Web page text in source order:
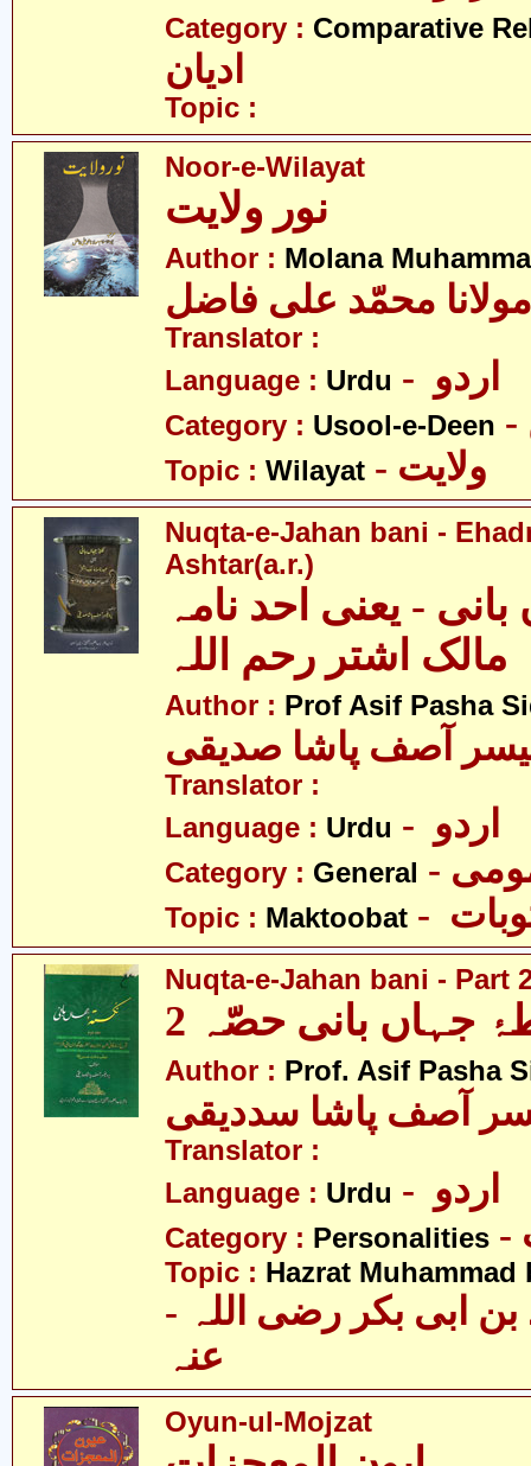
Category : Comparative
ادیان
Topic :
Noor-e-Wilayat
Author : Molana
مولانا محمّد علی فاضل
Translator :
Language : Urdu
Category : Usool-e-Deen
Topic : Wilayat - ولایت
Nuqta-e-Jahan bani -
Ashtar(a.r.)
- یعنی احد نامہ
مالک اشتر رحم اللہ
Author : Prof Asif Pasha
آصف پاشا صدیقی
Translator :
Language : Urdu
Category : General
Topic : Maktoobat
Nuqta-e-Jahan bani - Part
جہاں بانی حصّہ 2
Author : Prof. Asif Pasha
آصف پاشا سددیقی
Translator :
Language : Urdu
Category : Personalities
Topic : Hazrat
- حضرت محمّد بن ابی بکر رضی اللہ
عنہ
Oyun-ul-Mojzat